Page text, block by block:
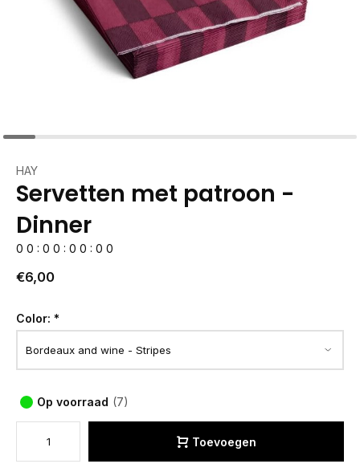
HAY
Servetten met patroon -
Dinner
0 0 : 0 0 : 0 0 : 0 0
€6,00
Color: *
Op voorraad (7)
Toevoegen